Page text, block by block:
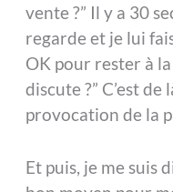
vente ?” Il y a 30
regarde et je lui
OK pour rester à
discute ?” C’est de
provocation de la
Et puis, je me suis